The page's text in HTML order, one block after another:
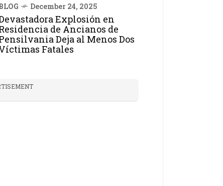
December 24, 2025
Explosión en
de Ancianos de
Deja al Menos Dos
Fatales